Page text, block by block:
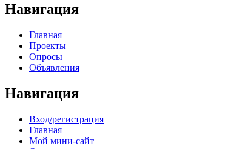
Навигация
Главная
Проекты
Опросы
Объявления
Навигация
Вход/регистрация
Главная
Мой мини-сайт